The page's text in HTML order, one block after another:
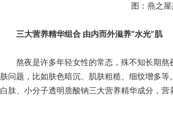
图：燕之
三大营养精华组合 由内而外滋养“水光”肌
熬夜是许多年轻女性的常态，殊不知长期熬
肤问题，比如肤色暗沉、肌肤粗糙、细纹增多
白肽、小分子透明质酸钠三大营养精华成分，营